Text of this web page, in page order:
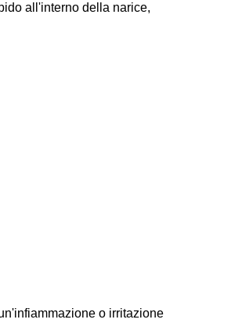
all'interno della narice,
o irritazione